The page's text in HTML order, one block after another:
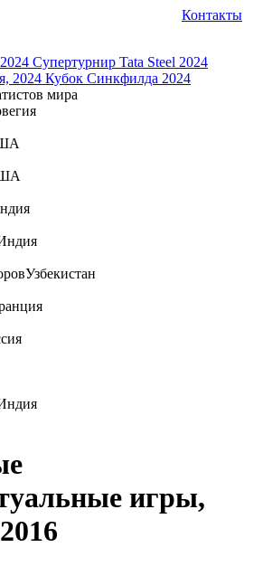
Контакты
Супертурнир Tata Steel 2024
2024 Кубок Синкфилда 2024
мира
Узбекистан
игры,